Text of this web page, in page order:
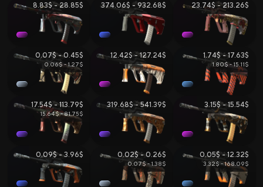
8.83$ - 28.85$ 374.06$ - 932.68$ 23.74$ - 213.26$
0.07$ - 0.45$
0.06$ - 1.27$
12.42$ - 127.24$ 1.74$ - 17.63$
1.80$ - 15.11$
17.54$ - 113.79$
15.64$ - 81.75$
319.68$ - 541.39$ 3.15$ - 15.54$
0.09$ - 3.96$ 0.02$ - 0.26$
0.07$ - 1.38$
0.05$ - 12.32$
3.32$ - 168.09$